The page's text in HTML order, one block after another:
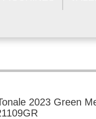
2023 Green